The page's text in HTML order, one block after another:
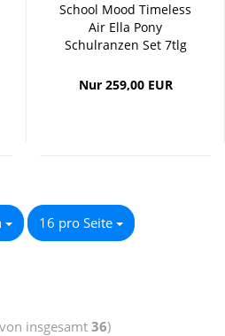
School Mood Timeless
Air Ella Pony
Schulranzen Set 7tlg
Nur 259,00 EUR
16 pro Seite
insgesamt 36)